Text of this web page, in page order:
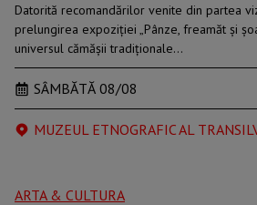
Datorită recomandărilor venite din partea
prelungirea expoziției „Pânze, freamăt și
universul cămășii tradiționale…
SÂMBĂTĂ 08/08
MUZEUL ETNOGRAFIC AL
ARTA & CULTURA